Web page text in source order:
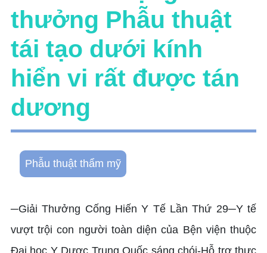
thưởng Phẫu thuật
tái tạo dưới kính
hiển vi rất được tán
dương
Phẫu thuật thẩm mỹ